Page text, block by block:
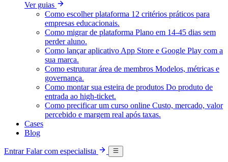
Ver guias
Como escolher plataforma 12 critérios práticos para
empresas educacionais.
Como migrar de plataforma Plano em 14-45 dias sem
perder aluno.
Como lançar aplicativo App Store e Google Play com a
sua marca.
Como estruturar área de membros Modelos, métricas e
governança.
Como montar sua esteira de produtos Do produto de
entrada ao high-ticket.
Como precificar um curso online Custo, mercado, valor
percebido e margem real após taxas.
Cases
Blog
EntrarFalar com especialista